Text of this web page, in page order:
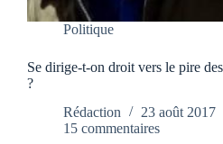
Politique
Se dirige-t-on droit vers le pire
?
Rédaction
23 août 2017
15 commentaires